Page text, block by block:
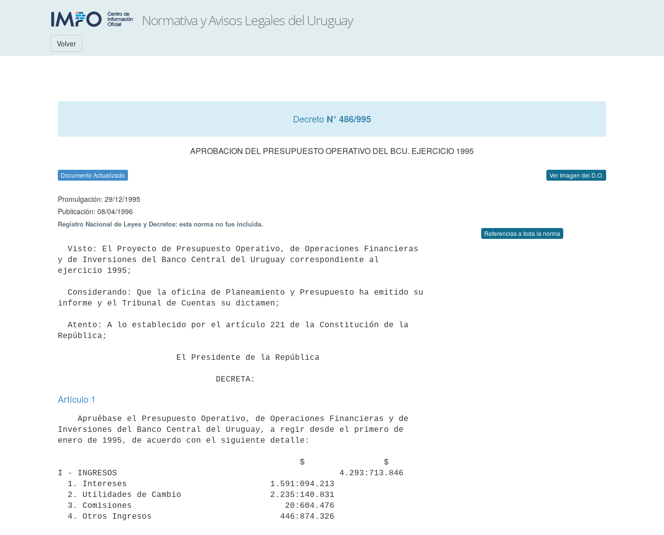
Volver
Decreto N° 486/995
APROBACION DEL PRESUPUESTO OPERATIVO DEL BCU. EJERCICIO 1995
Documento Actualizado Ver Imagen del D.O.
Promulgación: 29/12/1995
Publicación: 08/04/1996
Registro Nacional de Leyes y Decretos: esta norma no fue incluida.
Referencias a toda la norma
y de Inversiones del Banco Central del Uruguay correspondiente al
ejercicio 1995;
informe y el Tribunal de Cuentas su dictamen;
República;
Artículo 1
Inversiones del Banco Central del Uruguay, a regir desde el primero de
enero de 1995, de acuerdo con el siguiente detalle:
I - INGRESOS                                             4.293:713.846